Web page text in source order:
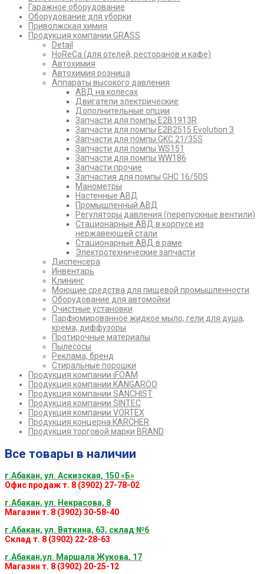
Гаражное оборудование
Оборудование для уборки
Приволжская химия
Продукция компании GRASS
Detail
HoReCa (для отелей, ресторанов и кафе)
Автохимия
Автохимия розница
Аппараты высокого давления
АВД на колесах
Двигатели электрические
Дополнительные опции
Запчасти для помпы E2B1913R
Запчасти для помпы E2B2515 Evolution 3
Запчасти для помпы GKC 21/35S
Запчасти для помпы WS151
Запчасти для помпы WW186
Запчасти прочие
Запчастия для помпы GHC 16/50S
Манометры
Настенные АВД
Промышленный АВД
Регуляторы давления (перепускные вентили)
Стационарные АВД в корпусе из
нержавеющей стали
Стационарные АВД в раме
Электротехнические запчасти
Диспенсера
Инвентарь
Клининг
Моющие средства для пищевой промышленности
Оборудование для автомойки
Очистные установки
Парфюмированное жидкое мыло, гели для душа,
крема, диффузоры
Протирочные материалы
Пылесосы
Реклама, бренд
Стиральные порошки
Продукция компании iFOAM
Продукция компании KANGAROO
Продукция компании SANCHIST
Продукция компании SINTEC
Продукция компании VORTEX
Продукция концерна KARCHER
Продукция торговой марки BRAND
Все товары в наличии
г.Абакан, ул. Аскизская, 150 «Б»
Офис продаж т. 8 (3902) 27-78-02
г.Абакан, ул. Некрасова, 8
Магазин т. 8 (3902) 30-58-40
г.Абакан, ул. Вяткина, 63, склад №6
Склад т. 8 (3902) 22-28-63
г.Абакан,ул. Маршала Жукова, 17
Магазин т. 8 (3902) 20-25-12